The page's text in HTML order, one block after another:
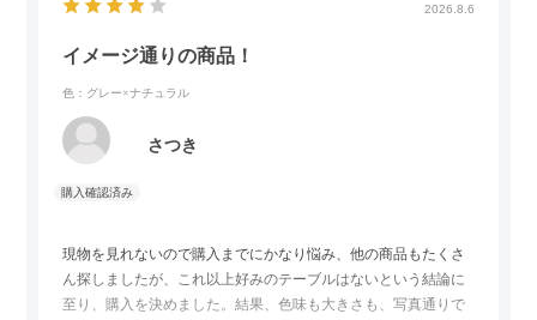
2026.8.6
イメージ通りの商品！
色：グレー×ナチュラル
さつき
現物を見れないので購入までにかなり悩み、他の商品もたくさ
ん探しましたが、これ以上好みのテーブルはないという結論に
至り、購入を決めました。結果、色味も大きさも、写真通りで